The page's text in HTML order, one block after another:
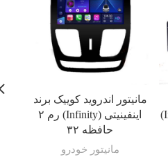
X22 برند اینفینیتی (Infinity)
مانیتور اندروید کوییک برند
اینفینیتی (Infinity) رم ۲
حافظه ۳۲
مانیتور خودرو